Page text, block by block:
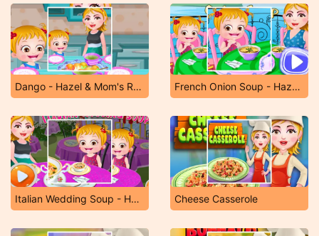
Dango - Hazel & Mom's Recipes French Onion Soup - Hazel & Mom's Recipes
Italian Wedding Soup - Hazel & Mom's Recipes Cheese Casserole